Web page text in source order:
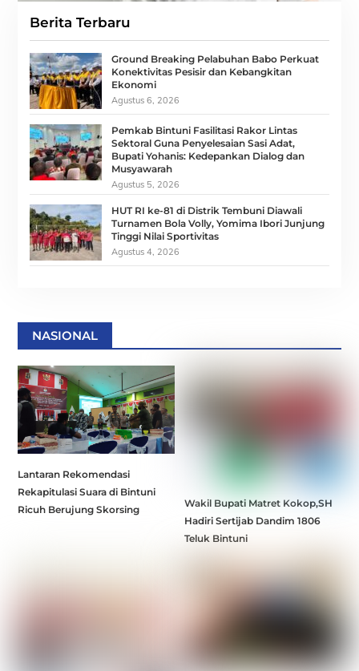
Berita Terbaru
Ground Breaking Pelabuhan Babo Perkuat
Konektivitas Pesisir dan Kebangkitan
Ekonomi
Agustus 6, 2026
Pemkab Bintuni Fasilitasi Rakor Lintas
Sektoral Guna Penyelesaian Sasi Adat,
Bupati Yohanis: Kedepankan Dialog dan
Musyawarah
Agustus 5, 2026
HUT RI ke-81 di Distrik Tembuni Diawali
Turnamen Bola Volly, Yomima Ibori Junjung
Tinggi Nilai Sportivitas
Agustus 4, 2026
NASIONAL
Lantaran Rekomendasi
Rekapitulasi Suara di Bintuni
Ricuh Berujung Skorsing
Wakil Bupati Matret Kokop,SH
Hadiri Sertijab Dandim 1806
Teluk Bintuni